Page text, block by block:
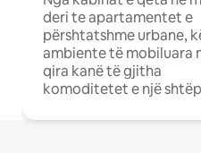
deri te apartamentet e
përshtatshme urbane,
ambiente të mobiluara
qira kanë të gjitha
komoditetet e një